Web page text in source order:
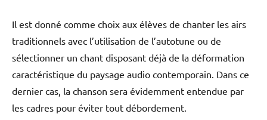
Il est donné comme choix aux élèves de chanter les airs
traditionnels avec l’utilisation de l’autotune ou de
sélectionner un chant disposant déjà de la déformation
caractéristique du paysage audio contemporain. Dans ce
dernier cas, la chanson sera évidemment entendue par
les cadres pour éviter tout débordement.